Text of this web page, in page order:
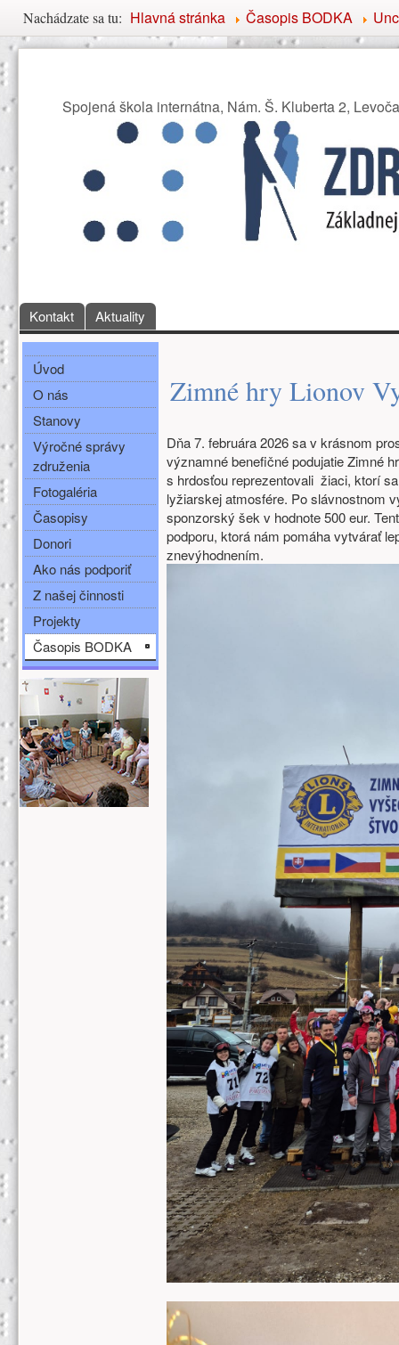
Nachádzate sa tu
Nachádzate sa tu: Hlavná stránka Časopis BODKA
Združenie priateľov
Spojená škola internátna, Nám. Š. Kluberta 2, Levoča
Hlavné menu
Kontakt Aktuality
Bočné menu
Úvod
O nás
Stanovy
Výročné správy
združenia
Fotogaléria
Časopisy
Donori
Ako nás podporiť
Z našej činnosti
Projekty
Časopis BODKA
Ďalšie zdroje (ľavý stĺpec)
Zimné hry Lionov
Dňa 7. februára 2026 sa v krásnom
významné benefičné podujatie Zimné
s hrdosťou reprezentovali žiaci, ktorí
lyžiarskej atmosfére. Po slávnostnom
sponzorský šek v hodnote 500 eur.
podporu, ktorá nám pomáha vytvárať
znevýhodnením.